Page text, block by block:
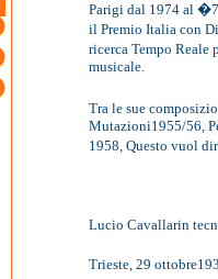
Parigi dal 1974 al
il Premio Italia con
ricerca Tempo
musicale.
Tra le sue
Mutazioni1955/56,
1958, Questo vuol
Lucio Cavallarin
Trieste, 29